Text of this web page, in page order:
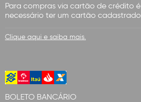
Para compras via cartão de crédito é
necessário ter um cartão cadastrado.
Clique aqui e saiba mais.
BOLETO BANCÁRIO